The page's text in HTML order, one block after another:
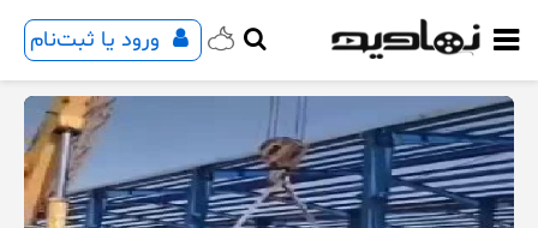
ورود یا ثبت‌نام